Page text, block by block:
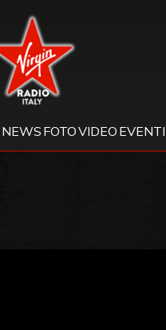
Virgin Radio
NEWS FOTOVIDEO EVENTI